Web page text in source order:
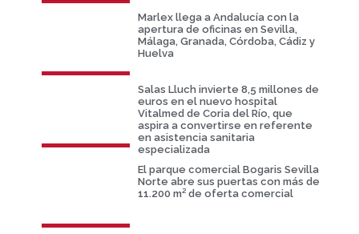
Marlex llega a Andalucía con la
apertura de oficinas en Sevilla,
Málaga, Granada, Córdoba, Cádiz y
Huelva
Salas Lluch invierte 8,5 millones de
euros en el nuevo hospital
Vitalmed de Coria del Río, que
aspira a convertirse en referente
en asistencia sanitaria
especializada
El parque comercial Bogaris Sevilla
Norte abre sus puertas con más de
11.200 m² de oferta comercial